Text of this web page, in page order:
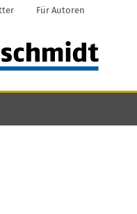
Für Autoren